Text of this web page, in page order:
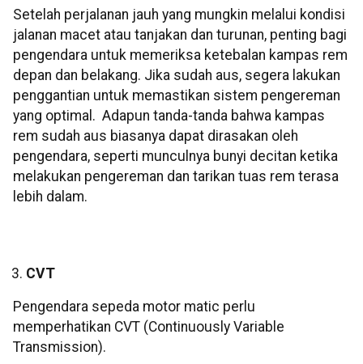
Setelah perjalanan jauh yang mungkin melalui kondisi
jalanan macet atau tanjakan dan turunan, penting bagi
pengendara untuk memeriksa ketebalan kampas rem
depan dan belakang. Jika sudah aus, segera lakukan
penggantian untuk memastikan sistem pengereman
yang optimal. Adapun tanda-tanda bahwa kampas
rem sudah aus biasanya dapat dirasakan oleh
pengendara, seperti munculnya bunyi decitan ketika
melakukan pengereman dan tarikan tuas rem terasa
lebih dalam.
CVT
Pengendara sepeda motor matic perlu
memperhatikan CVT (Continuously Variable
Transmission).